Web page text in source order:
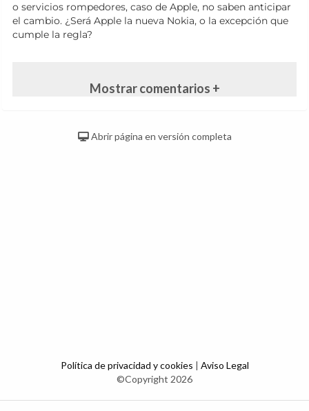
o servicios rompedores, caso de Apple, no saben anticipar
el cambio. ¿Será Apple la nueva Nokia, o la excepción que
cumple la regla?
Mostrar comentarios +
Abrir página en versión completa
Política de privacidad y cookies | Aviso Legal
©Copyright 2026